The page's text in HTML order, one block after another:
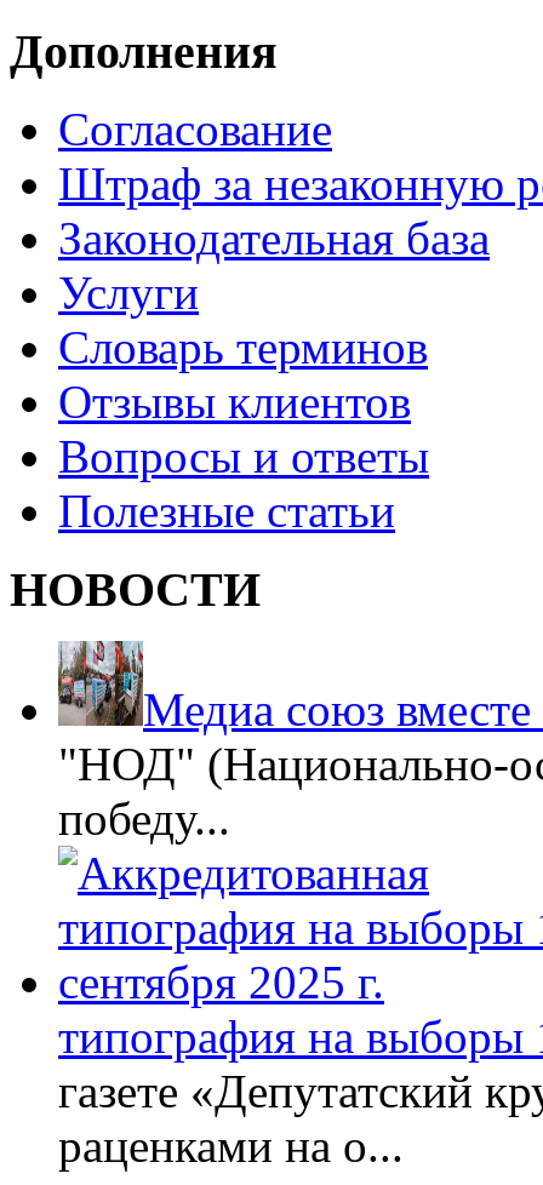
Дополнения
Согласование
Штраф за незаконную
Законодательная база
Услуги
Словарь терминов
Отзывы клиентов
Вопросы и ответы
Полезные статьи
НОВОСТИ
Медиа союз
"НОД" (Национально-
победу...
типография на выборы
газете «Депутатский
раценками на о...